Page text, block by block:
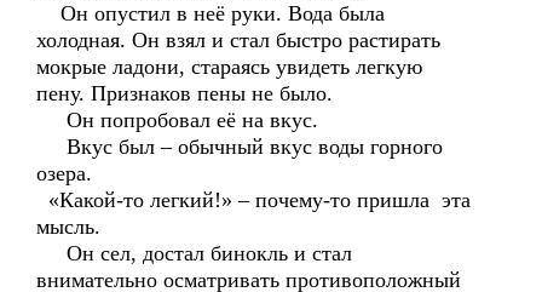
Он опустил в неё руки. Вода была
холодная. Он взял и стал быстро растирать
мокрые ладони, стараясь увидеть легкую
пену. Признаков пены не было.
Он попробовал её на вкус.
Вкус был – обычный вкус воды горного
озера.
«Какой-то легкий!» – почему-то пришла эта
мысль.
Он сел, достал бинокль и стал
внимательно осматривать противоположный